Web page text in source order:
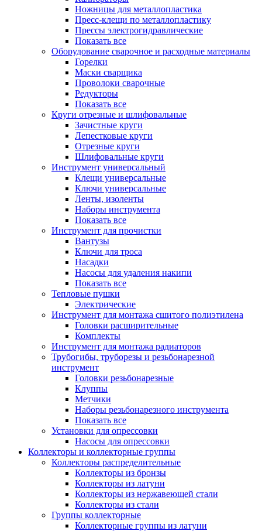
Ножницы для металлопластика
Пресс-клещи по металлопластику
Прессы электрогидравлические
Показать все
Оборудование сварочное и расходные материалы
Горелки
Маски сварщика
Проволоки сварочные
Редукторы
Показать все
Круги отрезные и шлифовальные
Зачистные круги
Лепестковые круги
Отрезные круги
Шлифовальные круги
Инструмент универсальный
Клещи универсальные
Ключи универсальные
Ленты, изоленты
Наборы инструмента
Показать все
Инструмент для прочистки
Вантузы
Ключи для троса
Насадки
Насосы для удаления накипи
Показать все
Тепловые пушки
Электрические
Инструмент для монтажа сшитого полиэтилена
Головки расширительные
Комплекты
Инструмент для монтажа радиаторов
Трубогибы, труборезы и резьбонарезной
инструмент
Головки резьбонарезные
Клуппы
Метчики
Наборы резьбонарезного инструмента
Показать все
Установки для опрессовки
Насосы для опрессовки
Коллекторы и коллекторные группы
Коллекторы распределительные
Коллекторы из бронзы
Коллекторы из латуни
Коллекторы из нержавеющей стали
Коллекторы из стали
Группы коллекторные
Коллекторные группы из латуни